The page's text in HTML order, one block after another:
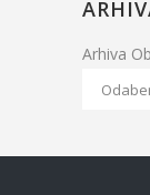
Arhiva